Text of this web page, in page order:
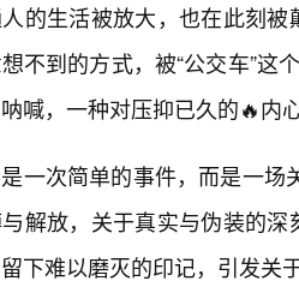
的生活被放大，也在此刻
不到的方式，被“公交车”这
喊，一种对压抑已久的🔥内
一次简单的事件，而是一
解放，关于真实与伪装的
下难以磨灭的印记，引发